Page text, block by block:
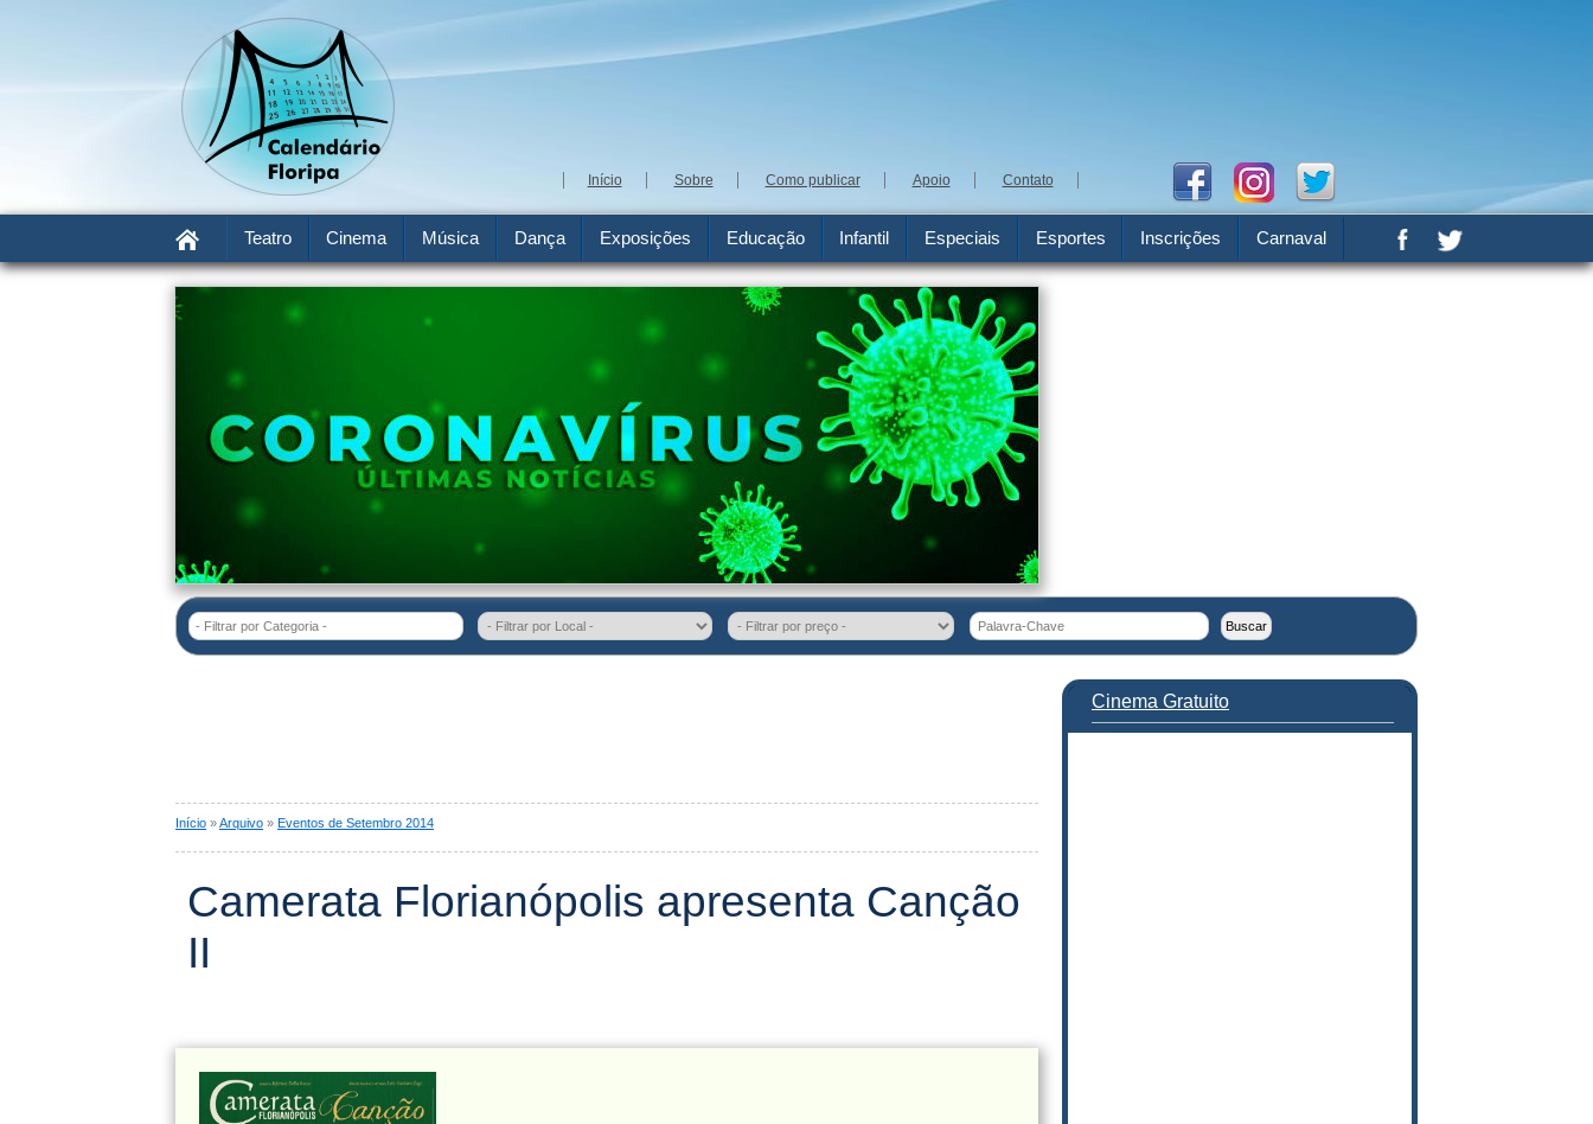
Início Sobre Como publicar Apoio Contato
Teatro Cinema Música Dança Exposições Educação Infantil Especiais Esportes Inscrições Carnaval
- Filtrar por Categoria -
Início »Arquivo » Eventos de Setembro 2014
Camerata Florianópolis apresenta Canção
II
Cinema Gratuito